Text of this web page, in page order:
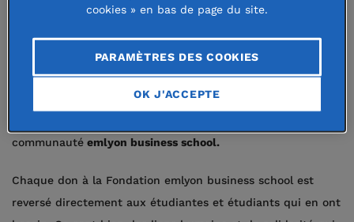
environnement international.
Dans le cadre du plan stratégique « Confluences 2025 » de
l'école, la fondation devient un outil et un levier essentiel
pour affirmer la politique sociale d'emlyon, accroitre
communauté emlyon business school.
Chaque don à la Fondation emlyon business school est
reversé directement aux étudiantes et étudiants qui en ont
cookies » en bas de page du site.
PARAMÈTRES DES COOKIES
OK J'ACCEPTE